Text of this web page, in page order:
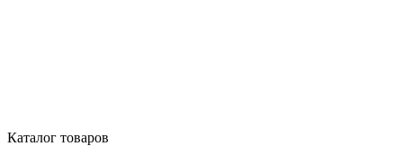
Каталог товаров